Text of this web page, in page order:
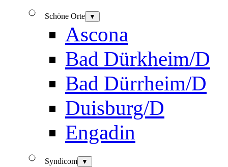
Schöne Orte ▼
Ascona
Bad Dürkheim/D
Bad Dürrheim/D
Duisburg/D
Engadin
Syndicom ▼